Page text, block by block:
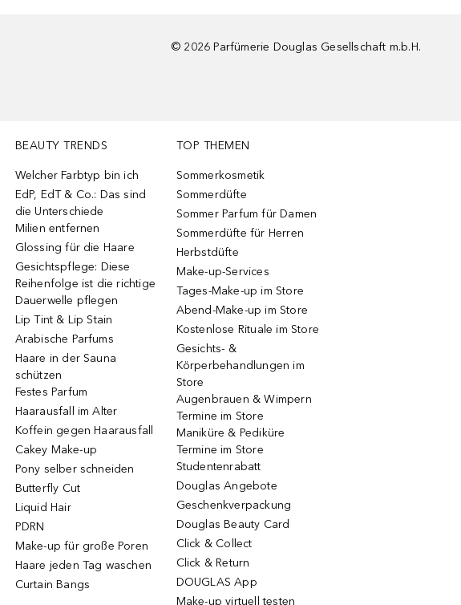
© 2026 Parfümerie Douglas Gesellschaft m.b.H.
BEAUTY TRENDS
Welcher Farbtyp bin ich
EdP, EdT & Co.: Das sind
die Unterschiede
Milien entfernen
Glossing für die Haare
Gesichtspflege: Diese
Reihenfolge ist die richtige
Dauerwelle pflegen
Lip Tint & Lip Stain
Arabische Parfums
Haare in der Sauna
schützen
Festes Parfum
Haarausfall im Alter
Koffein gegen Haarausfall
Cakey Make-up
Pony selber schneiden
Butterfly Cut
Liquid Hair
PDRN
Make-up für große Poren
Haare jeden Tag waschen
Curtain Bangs
TOP THEMEN
Sommerkosmetik
Sommerdüfte
Sommer Parfum für Damen
Sommerdüfte für Herren
Herbstdüfte
Make-up-Services
Tages-Make-up im Store
Abend-Make-up im Store
Kostenlose Rituale im Store
Gesichts- &
Körperbehandlungen im
Store
Augenbrauen & Wimpern
Termine im Store
Maniküre & Pediküre
Termine im Store
Studentenrabatt
Douglas Angebote
Geschenkverpackung
Douglas Beauty Card
Click & Collect
Click & Return
DOUGLAS App
Make-up virtuell testen